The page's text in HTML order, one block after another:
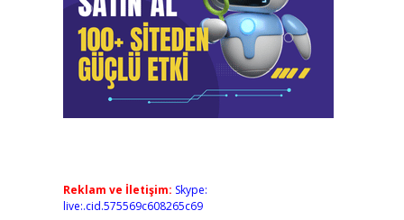
Reklam ve İletişim: Skype:
live:.cid.575569c608265c69